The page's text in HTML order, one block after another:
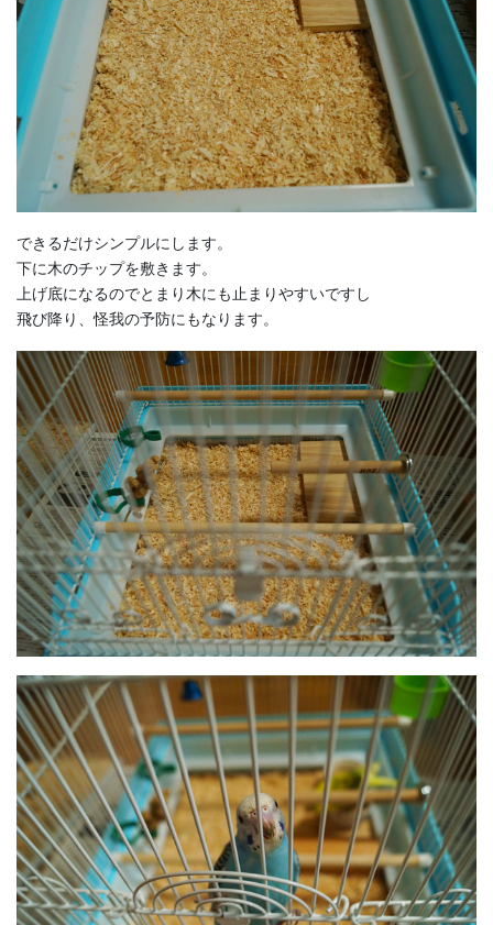
できるだけシンプルにします。
下に木のチップを敷きます。
上げ底になるのでとまり木にも止まりやすいですし
飛び降り、怪我の予防にもなります。